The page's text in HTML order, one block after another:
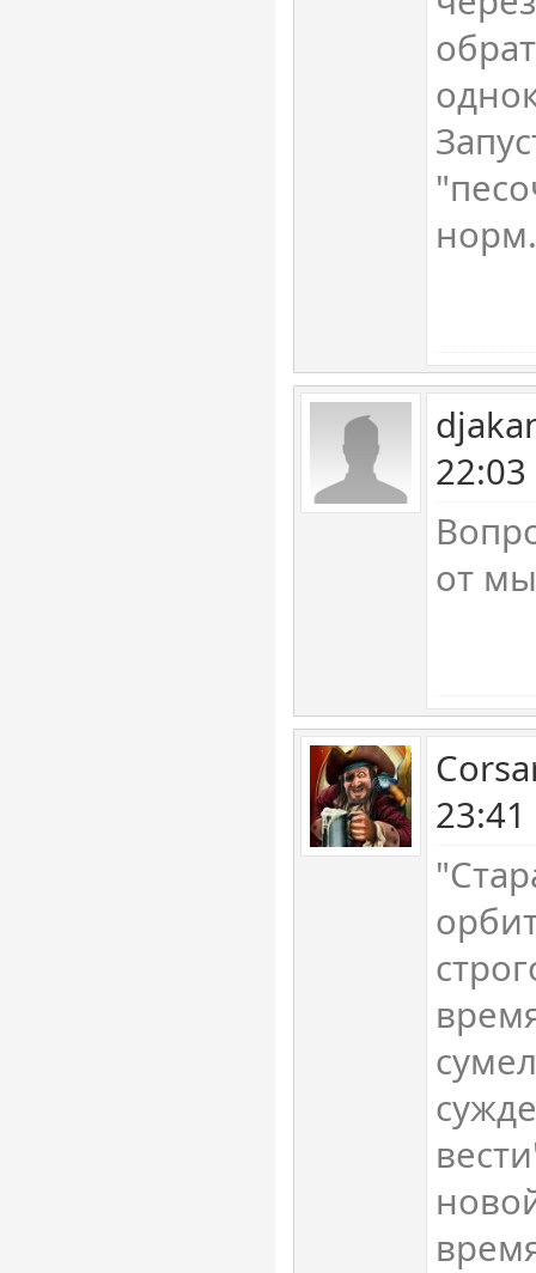
норм.
от